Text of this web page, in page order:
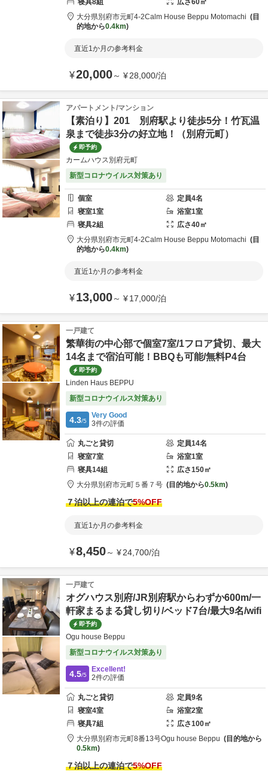
寝具8組 広さ60㎡
大分県別府市元町4-2Calm House Beppu Motomachi
目
的地から0.4km
直近1か月の参考料金
¥20,000～ ¥28,000/泊
アパートメント/マンション
【素泊り】201 別府駅より徒歩5分！竹瓦温
泉まで徒歩3分の好立地！（別府元町）
即予約
カームハウス別府元町
新型コロナウイルス対策あり
個室 定員4名
寝室1室 浴室1室
寝具2組 広さ40㎡
大分県別府市元町4-2Calm House Beppu Motomachi
目
的地から0.4km
直近1か月の参考料金
¥13,000～ ¥17,000/泊
一戸建て
繁華街の中心部で個室7室/1フロア貸切、最大
14名まで宿泊可能！BBQも可能/無料P4台
即予約
Linden Haus BEPPU
新型コロナウイルス対策あり
4.3/5
Very Good
3件の評価
丸ごと貸切 定員14名
寝室7室 浴室1室
寝具14組 広さ150㎡
大分県別府市元町 ５番７号 目的地から0.5km
７泊以上の連泊で5%OFF
直近1か月の参考料金
¥8,450～ ¥24,700/泊
一戸建て
オグハウス別府/JR別府駅からわずか600m/一
軒家まるまる貸し切り/ベッド7台/最大9名/wifi
即予約
Ogu house Beppu
新型コロナウイルス対策あり
4.5/5
Excellent!
2件の評価
丸ごと貸切 定員9名
寝室4室 浴室2室
寝具7組 広さ100㎡
大分県別府市元町8番13号Ogu house Beppu
目的地から
0.5km
７泊以上の連泊で5%OFF